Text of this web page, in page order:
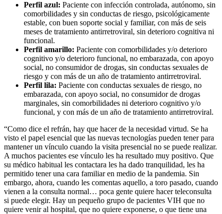
Perfil azul: Paciente con infección controlada, autónomo, sin
comorbilidades y sin conductas de riesgo, psicológicamente
estable, con buen soporte social y familiar, con más de seis
meses de tratamiento antirretroviral, sin deterioro cognitiva ni
funcional.
Perfil amarillo: Paciente con comorbilidades y/o deterioro
cognitivo y/o deterioro funcional, no embarazada, con apoyo
social, no consumidor de drogas, sin conductas sexuales de
riesgo y con más de un año de tratamiento antirretroviral.
Perfil lila: Paciente con conductas sexuales de riesgo, no
embarazada, con apoyo social, no consumidor de drogas
marginales, sin comorbilidades ni deterioro cognitivo y/o
funcional, y con más de un año de tratamiento antirretroviral.
“Como dice el refrán, hay que hacer de la necesidad virtud. Se ha
visto el papel esencial que las nuevas tecnologías pueden tener para
mantener un vínculo cuando la visita presencial no se puede realizar.
A muchos pacientes ese vínculo les ha resultado muy positivo. Que
su médico habitual les contactara les ha dado tranquilidad, les ha
permitido tener una cara familiar en medio de la pandemia. Sin
embargo, ahora, cuando les comentas aquello, a toro pasado, cuando
vienen a la consulta normal… poca gente quiere hacer teleconsulta
si puede elegir. Hay un pequeño grupo de pacientes VIH que no
quiere venir al hospital, que no quiere exponerse, o que tiene una